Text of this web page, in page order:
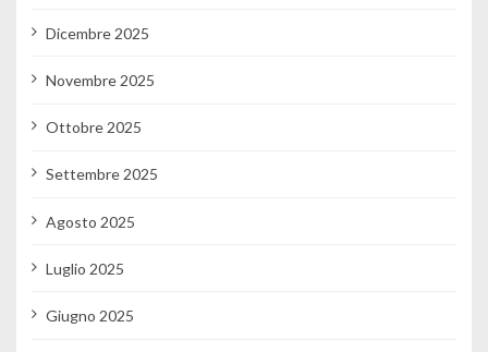
Dicembre 2025
Novembre 2025
Ottobre 2025
Settembre 2025
Agosto 2025
Luglio 2025
Giugno 2025